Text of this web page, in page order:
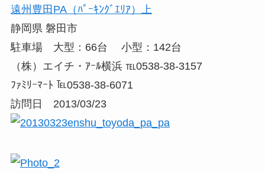
遠州豊田PA（ﾊﾟｰｷﾝｸﾞｴﾘｱ）上
静岡県 磐田市
駐車場 大型：66台 小型：142台
（株）エイチ・ｱｰﾙ横浜 ℡0538-38-3157
ﾌｧﾐﾘｰﾏｰﾄ ℡0538-38-6071
訪問日 2013/03/23